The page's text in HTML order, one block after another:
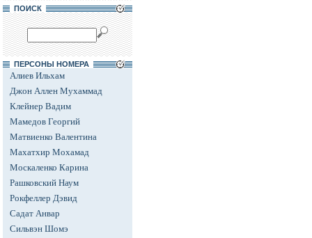
ПОИСК
ПЕРСОНЫ НОМЕРА
Алиев Ильхам
Джон Аллен Мухаммад
Клейнер Вадим
Мамедов Георгий
Матвиенко Валентина
Махатхир Мохамад
Москаленко Карина
Рашковский Наум
Рокфеллер Дэвид
Садат Анвар
Сильвэн Шомэ